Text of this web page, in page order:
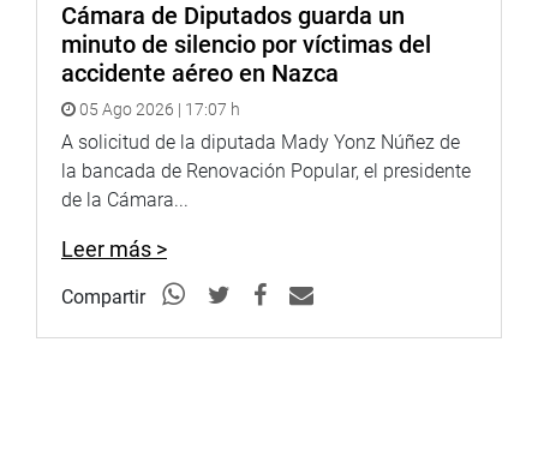
Cámara de Diputados guarda un
minuto de silencio por víctimas del
accidente aéreo en Nazca
05 Ago 2026 | 17:07 h
A solicitud de la diputada Mady Yonz Núñez de
la bancada de Renovación Popular, el presidente
de la Cámara...
Leer más >
Compartir